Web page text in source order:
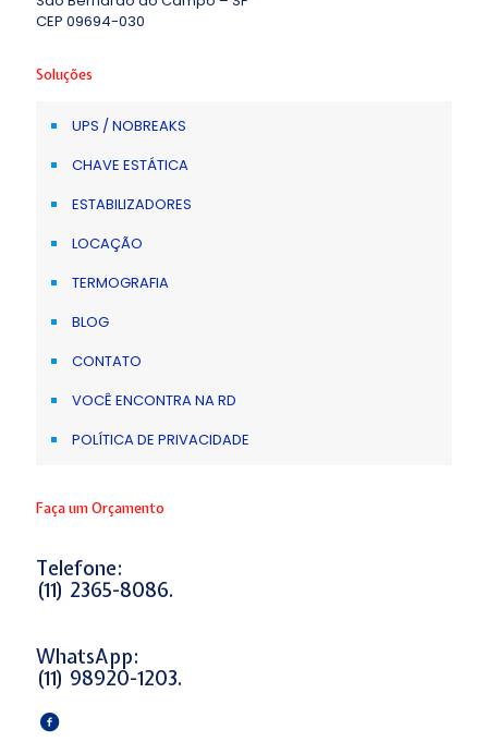
CEP 09694-030
Soluções
UPS / NOBREAKS
CHAVE ESTÁTICA
ESTABILIZADORES
LOCAÇÃO
TERMOGRAFIA
BLOG
CONTATO
VOCÊ ENCONTRA NA RD
POLÍTICA DE PRIVACIDADE
Faça um Orçamento
Telefone:
(11) 2365-8086.
WhatsApp:
(11) 98920-1203.